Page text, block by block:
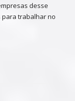
desse
para trabalhar no